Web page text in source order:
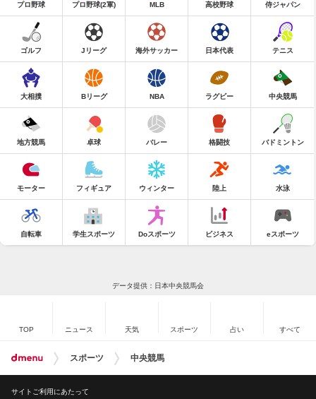
プロ野球 プロ野球(2軍) MLB 高校野球 侍ジャパン
ゴルフ Jリーグ 海外サッカー 日本代表 テニス
大相撲 Bリーグ NBA ラグビー 中央競馬
地方競馬 卓球 バレー 格闘技 バドミントン
モーター フィギュア ウィンター 陸上 水泳
自転車 学生スポーツ Doスポーツ ビジネス eスポーツ
データ提供：日本中央競馬会
TOP ニュース 天気 スポーツ 占い すべて
スポーツ 中央競馬
サイトご利用にあたって